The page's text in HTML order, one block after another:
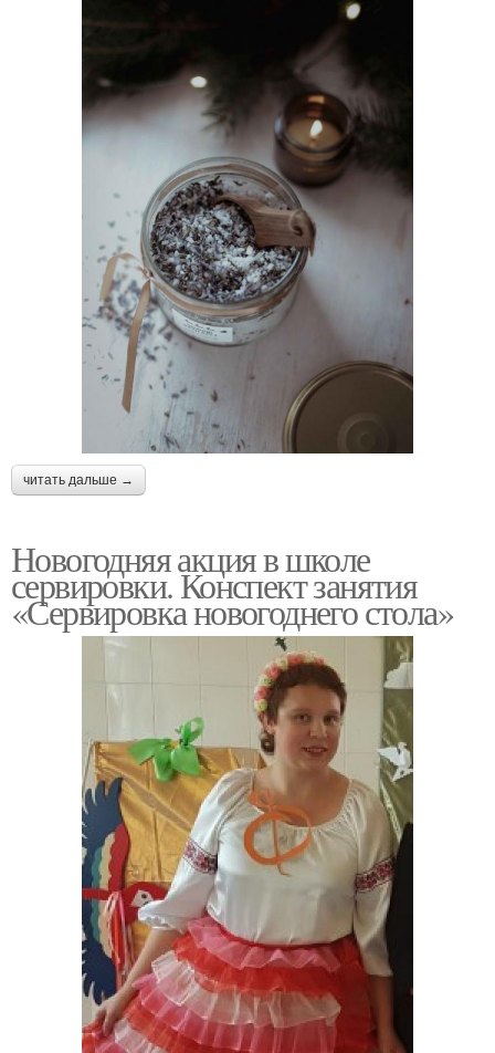
читать дальше →
Новогодняя акция в школе
сервировки. Конспект занятия
«Сервировка новогоднего стола»